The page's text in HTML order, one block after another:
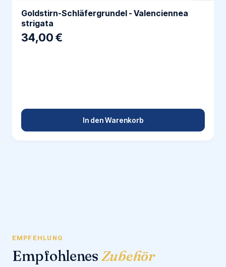
Goldstirn-Schläfergrundel - Valenciennea
strigata
34,00 €
In den Warenkorb
EMPFEHLUNG
Empfohlenes Zubehör